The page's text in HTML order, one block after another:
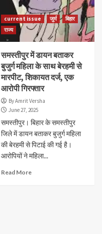
current issue जुर्म
बिहार
राज्य
समस्तीपुर में डायन बताकर
बुजुर्ग महिला के साथ बेरहमी से
मारपीट, शिकायत दर्ज, एक
आरोपी गिरफ्तार
By Amrit Versha
June 27, 2025
समस्तीपुर। बिहार के समस्तीपुर
जिले में डायन बताकर बुजुर्ग महिला
की बेरहमी से पिटाई की गई है।
आरोपियों ने महिला...
Read More